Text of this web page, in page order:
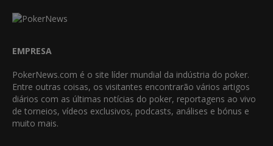
EMPRESA
PokerNews.com é o site líder mundial da indústria do poker.
Entre outras coisas, os visitantes encontrarão vários artigos
diários com as últimas notícias do poker, reportagens ao vivo
de torneios, vídeos exclusivos, podcasts, análises e bónus e
muito mais.